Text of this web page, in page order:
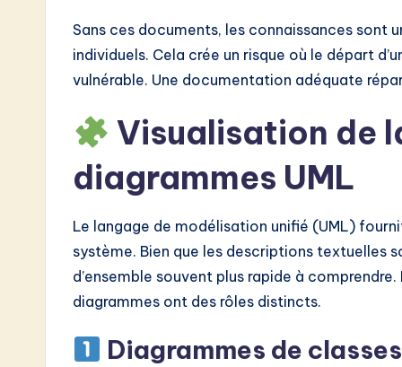
Sans ces documents, les connaissances sont
individuels. Cela crée un risque où le départ
vulnérable. Une documentation adéquate
Visualisation de
diagrammes UML
Le langage de modélisation unifié (UML)
système. Bien que les descriptions textuelles
d’ensemble souvent plus rapide à
diagrammes ont des rôles distincts.
Diagrammes de